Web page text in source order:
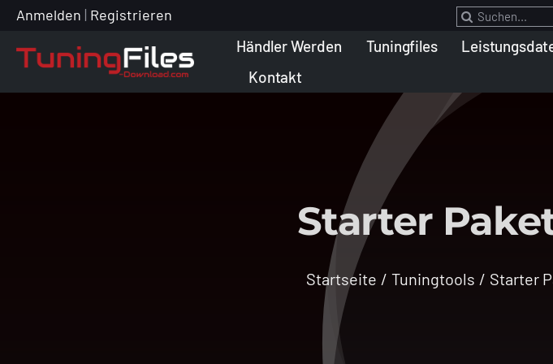
Zum
springen
Anmelden | Registrieren
Suche
nach:
Händler Werden Tuningfiles
Kontakt
Starter
Startseite Tuningtools Starter